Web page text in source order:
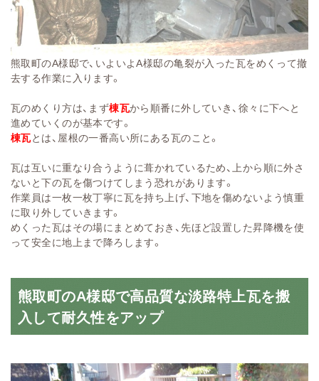
熊取町のA様邸で、いよいよA様邸の亀裂が入った瓦をめくって撤
去する作業に入ります。
瓦のめくり方は、まず棟瓦から順番に外していき、徐々に下へと
進めていくのが基本です。
棟瓦とは、屋根の一番高い所にある瓦のこと。
瓦は互いに重なり合うように葺かれているため、上から順に外さ
ないと下の瓦を傷つけてしまう恐れがあります。
作業員は一枚一枚丁寧に瓦を持ち上げ、下地を傷めないよう慎重
に取り外していきます。
めくった瓦はその場にまとめておき、先ほど設置した昇降機を使
って安全に地上まで降ろします。
熊取町のA様邸で高品質な淡路特上瓦を搬
入して耐久性をアップ